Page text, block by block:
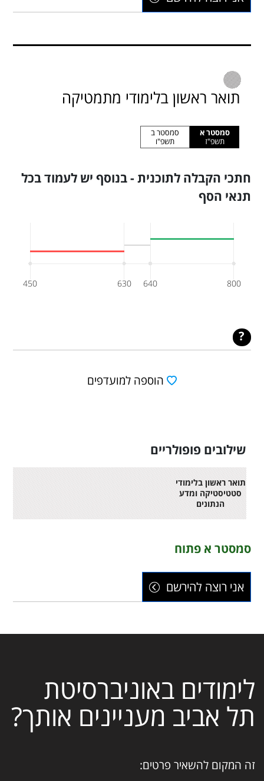
תואר ראשון בלימודי מתמטיקה
סמסטר א
תשפ"ז
סמסטר ב
תשפ"ו
חתכי הקבלה לתוכנית - בנוסף יש לעמוד בכל
תנאי הסף
450 630 640 800
הוספה למועדפים
שילובים פופולריים
תואר ראשון בלימודי
סטטיסטיקה ומדע
הנתונים
תואר ראשון במדעי
המחשב
סמסטר א פתוח
אני רוצה להירשם
לימודים באוניברסיטת
תל אביב מעניינים אותך?
זה המקום להשאיר פרטים: